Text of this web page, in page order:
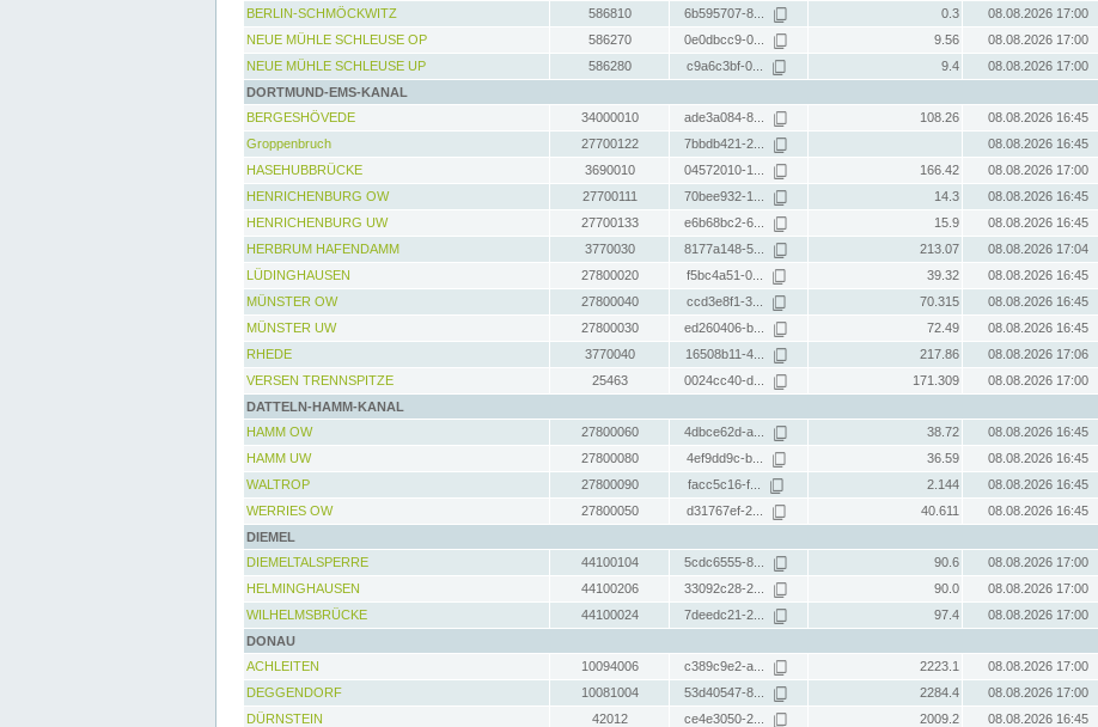
BERLIN-SCHMÖCKWITZ
586810 6b595707-8... 0.3
08.08.2026 17:00
NEUE MÜHLE SCHLEUSE OP
586270 0e0dbcc9-0... 9.56
08.08.2026 17:00
NEUE MÜHLE SCHLEUSE UP
586280 c9a6c3bf-0... 9.4
08.08.2026 17:00
DORTMUND-EMS-KANAL
BERGESHÖVEDE
34000010 ade3a084-8... 108.26
08.08.2026 16:45
Groppenbruch
27700122 7bbdb421-2...
08.08.2026 16:45
HASEHUBBRÜCKE
3690010 04572010-1... 166.42
08.08.2026 17:00
HENRICHENBURG OW
27700111 70bee932-1... 14.3
08.08.2026 16:45
HENRICHENBURG UW
27700133 e6b68bc2-6... 15.9
08.08.2026 16:45
HERBRUM HAFENDAMM
3770030 8177a148-5... 213.07
08.08.2026 17:04
LÜDINGHAUSEN
27800020 f5bc4a51-0... 39.32
08.08.2026 16:45
MÜNSTER OW
27800040 ccd3e8f1-3... 70.315
08.08.2026 16:45
MÜNSTER UW
27800030 ed260406-b... 72.49
08.08.2026 16:45
RHEDE
3770040 16508b11-4... 217.86
08.08.2026 17:06
VERSEN TRENNSPITZE
25463 0024cc40-d... 171.309
08.08.2026 17:00
DATTELN-HAMM-KANAL
HAMM OW
27800060 4dbce62d-a... 38.72
08.08.2026 16:45
HAMM UW
27800080 4ef9dd9c-b... 36.59
08.08.2026 16:45
WALTROP
27800090 facc5c16-f... 2.144
08.08.2026 16:45
WERRIES OW
27800050 d31767ef-2... 40.611
08.08.2026 16:45
DIEMEL
DIEMELTALSPERRE
44100104 5cdc6555-8... 90.6
08.08.2026 17:00
HELMINGHAUSEN
44100206 33092c28-2... 90.0
08.08.2026 17:00
WILHELMSBRÜCKE
44100024 7deedc21-2... 97.4
08.08.2026 17:00
DONAU
ACHLEITEN
10094006 c389c9e2-a... 2223.1
08.08.2026 17:00
DEGGENDORF
10081004 53d40547-8... 2284.4
08.08.2026 17:00
DÜRNSTEIN
42012 ce4e3050-2... 2009.2
08.08.2026 16:45